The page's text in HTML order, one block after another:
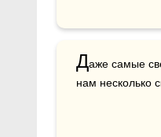
Даже самые
нам несколько